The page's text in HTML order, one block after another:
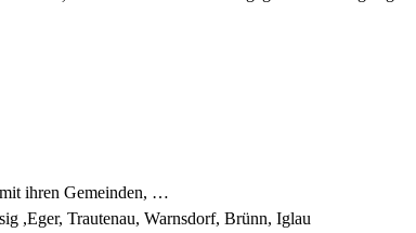
ihren Gemeinden, …
,Eger, Trautenau, Warnsdorf, Brünn, Iglau